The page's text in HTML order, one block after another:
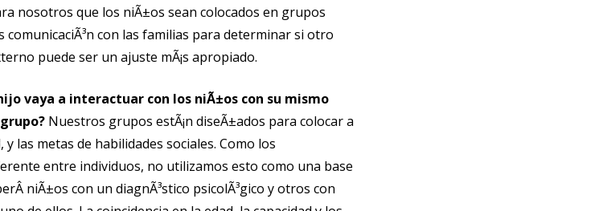
nosotros que los niÃ±os sean colocados en grupos
con las familias para determinar si otro
puede ser un ajuste mÃ¡s apropiado.
vaya a interactuar con los niÃ±os con su mismo
Nuestros grupos estÃ¡n diseÃ±ados para colocar a
las metas de habilidades sociales. Como los
entre individuos, no utilizamos esto como una base
niÃ±os con un diagnÃ³stico psicolÃ³gico y otros con